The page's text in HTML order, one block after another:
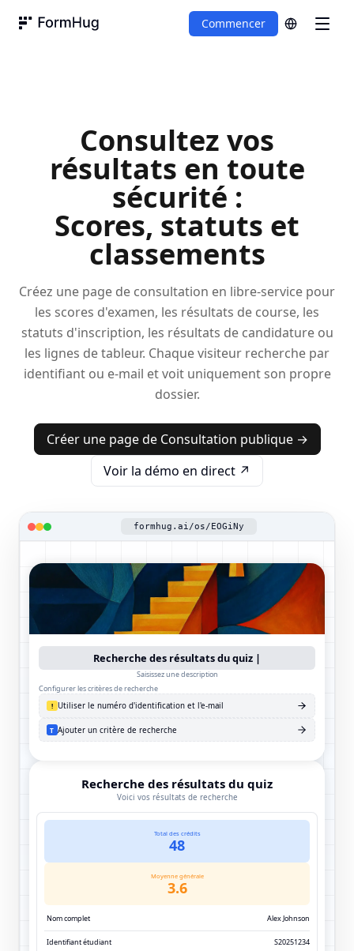
Commencer
Consultez vos
résultats en toute
sécurité :
Scores, statuts et
classements
Créez une page de consultation en libre-service pour
les scores d'examen, les résultats de course, les
statuts d'inscription, les résultats de candidature ou
les lignes de tableur. Chaque visiteur recherche par
identifiant ou e-mail et voit uniquement son propre
dossier.
Créer une page de Consultation publique →
Voir la démo en direct ↗
formhug.ai/os/EOGiNy
Recherche des résultats du quiz
Saisissez une description
Configurer les critères de recherche
! Utiliser le numéro d'identification et l'e-mail